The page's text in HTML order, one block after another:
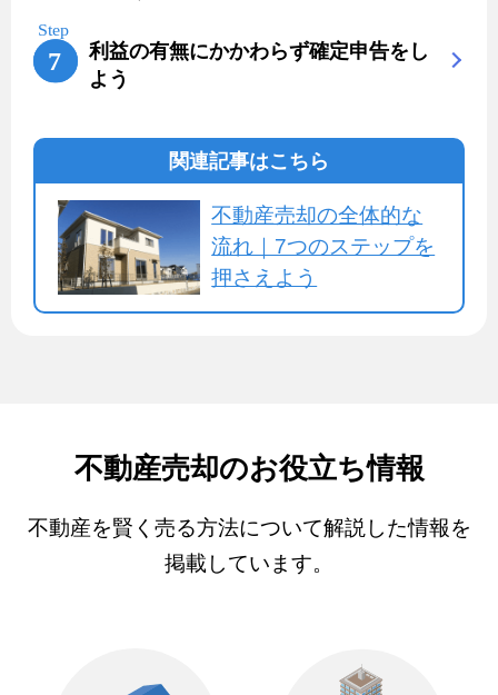
利益の有無にかかわらず確定申告をし
よう
関連記事はこちら
不動産売却の全体的な
流れ｜7つのステップを
押さえよう
不動産売却のお役立ち情報
不動産を賢く売る方法について解説した情報を
掲載しています。